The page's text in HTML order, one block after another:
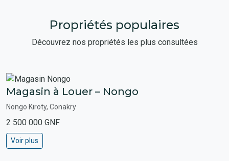
Propriétés populaires
Découvrez nos propriétés les plus consultées
Magasin à Louer – Nongo
Nongo Kiroty, Conakry
2 500 000 GNF
Voir plus